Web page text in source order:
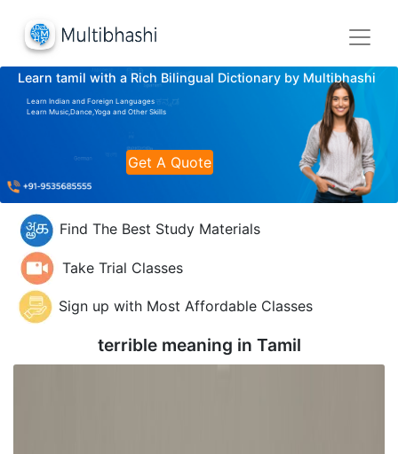
Learn tamil with a Rich Bilingual Dictionary by Multibhashi
Learn Indian and Foreign Languages
Learn Music,Dance,Yoga and Other Skills
Get A Quote
Find The Best Study Materials
Take Trial Classes
Sign up with Most Affordable Classes
terrible meaning in Tamil